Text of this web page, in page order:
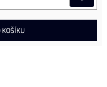
KOŠÍKU